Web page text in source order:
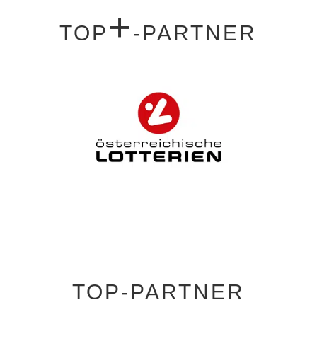
TOP+-PARTNER
TOP-PARTNER